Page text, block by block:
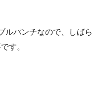
ルパンチなので、しばら
す。